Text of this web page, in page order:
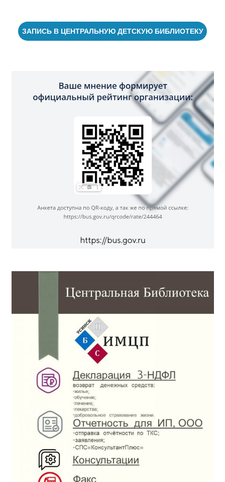
ЗАПИСЬ В ЦЕНТРАЛЬНУЮ ДЕТСКУЮ БИБЛИОТЕКУ